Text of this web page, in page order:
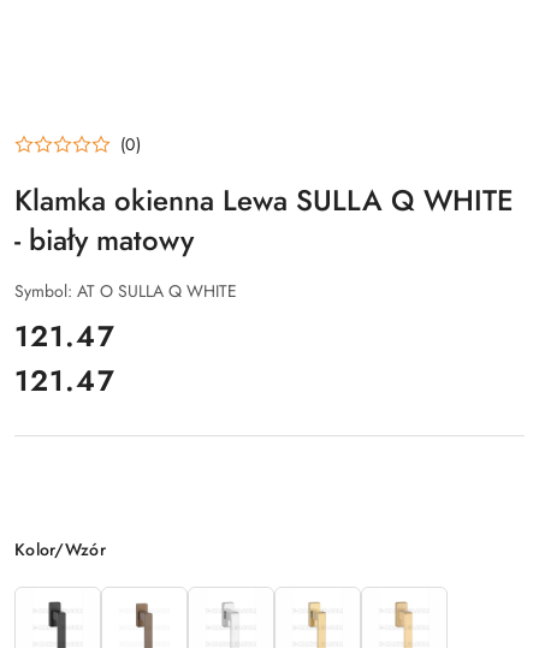
(0)
Klamka okienna Lewa SULLA Q WHITE
- biały matowy
Symbol: AT O SULLA Q WHITE
cena:
121.47
Cena:
121.47
Wariant
Kolor/Wzór